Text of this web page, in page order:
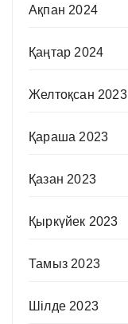
Ақпан 2024
Қаңтар 2024
Желтоқсан 2023
Қараша 2023
Қазан 2023
Қыркүйек 2023
Тамыз 2023
Шілде 2023